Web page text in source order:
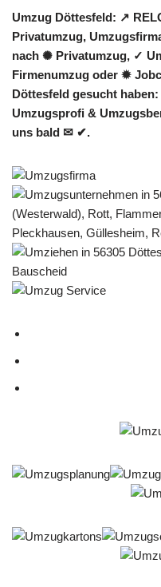
Umzug Döttesfeld: ↗️
Privatumzug,
nach ✺ Privatumzug, ✓
Firmenumzug oder ✹
Döttesfeld gesucht
Umzugsprofi &
uns bald ✉ ✔.